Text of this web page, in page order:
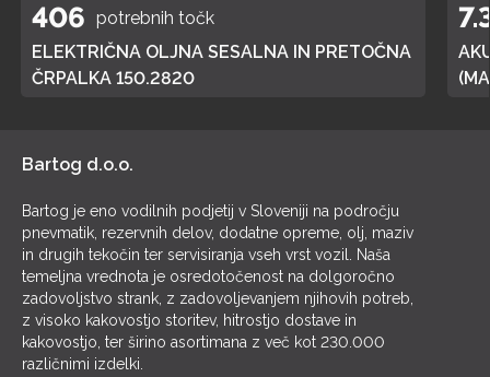
406 potrebnih točk
ELEKTRIČNA OLJNA SESALNA IN PRETOČNA
ČRPALKA 150.2820
Bartog d.o.o.
Bartog je eno vodilnih podjetij v Sloveniji na področju
pnevmatik, rezervnih delov, dodatne opreme, olj, maziv
in drugih tekočin ter servisiranja vseh vrst vozil. Naša
temeljna vrednota je osredotočenost na dolgoročno
zadovoljstvo strank, z zadovoljevanjem njihovih potreb,
z visoko kakovostjo storitev, hitrostjo dostave in
kakovostjo, ter širino asortimana z več kot 230.000
različnimi izdelki.